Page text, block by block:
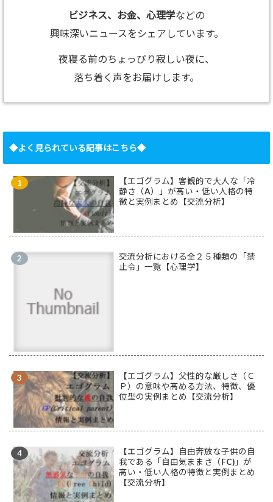
ビジネス、お金、心理学などの
興味深いニュースをシェアしています。
夜寝る前のちょっぴり寂しい夜に、
落ち着く声をお届けします。
◆よく見られている記事はこちら◆
【エゴグラム】客観的で大人な「冷
静さ（A）」が高い・低い人格の特
徴と実例まとめ【交流分析】
交流分析における全２５種類の「禁
止令」一覧【心理学】
【エゴグラム】父性的な厳しさ（Ｃ
Ｐ）の意味や高める方法、特徴、優
位型の実例まとめ【交流分析】
【エゴグラム】自由奔放な子供の自
我である「自由気ままさ（FC)」が
高い・低い人格の特徴と実例まとめ
【交流分析】